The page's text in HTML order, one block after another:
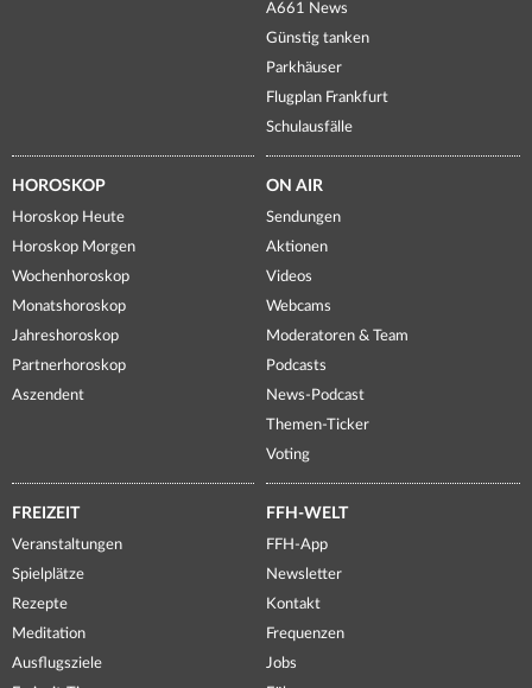
A661 News
Günstig tanken
Parkhäuser
Flugplan Frankfurt
Schulausfälle
HOROSKOP
Horoskop Heute
Horoskop Morgen
Wochenhoroskop
Monatshoroskop
Jahreshoroskop
Partnerhoroskop
Aszendent
ON AIR
Sendungen
Aktionen
Videos
Webcams
Moderatoren & Team
Podcasts
News-Podcast
Themen-Ticker
Voting
FREIZEIT
Veranstaltungen
Spielplätze
Rezepte
Meditation
Ausflugsziele
FFH-WELT
FFH-App
Newsletter
Kontakt
Frequenzen
Jobs